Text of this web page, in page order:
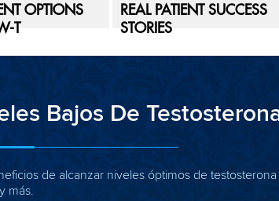
OPTIONS
T
REAL PATIENT SUCCESS
STORIES
Bajos De
de alcanzar niveles óptimos de
más.